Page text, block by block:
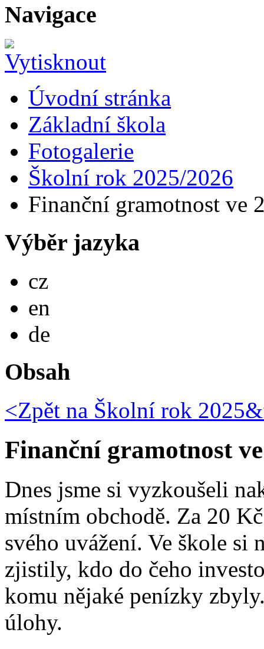
Navigace
Úvodní stránka
Základní škola
Fotogalerie
Školní rok 2025/2026
Finanční gramotnost ve
Výběr jazyka
cz
en
de
Obsah
<Zpět na Školní rok
Finanční gramotnost
Dnes jsme si vyzkoušeli
místním obchodě. Za 20
svého uvážení. Ve škole si
zjistily, kdo do čeho
komu nějaké penízky
úlohy.